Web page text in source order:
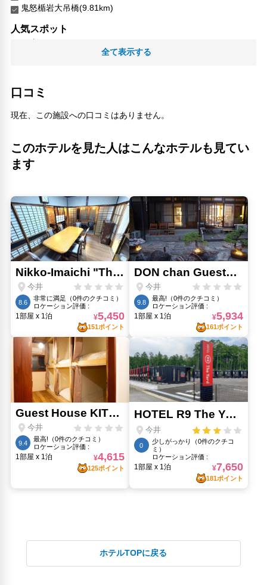
鬼怒楯岩大吊橋(9.81km)
人気スポット
全て表示する
口コミ
現在、この施設への口コミはありません。
このホテルを見た人はこんなホテルも見てい
ます
ホテルTOPに戻る